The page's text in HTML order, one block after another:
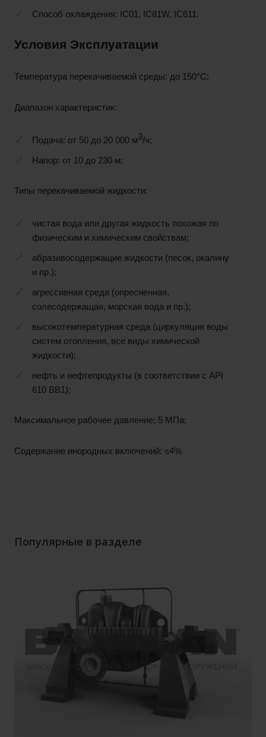
Способ охлаждения: IC01, IC81W, IC611.
Условия Эксплуатации
Температура перекачиваемой среды: до 150°С;
Диапазон характеристик:
Подача: от 50 до 20 000 м3/ч;
Напор: от 10 до 230 м;
Типы перекачиваемой жидкости:
чистая вода или другая жидкость похожая по
физическим и химическим свойствам;
абразивосодержащие жидкости (песок, окалину
и пр.);
агрессивная среда (опресненная,
солесодержащая, морская вода и пр.);
высокотемпературная среда (циркуляция воды
систем отопления, все виды химической
жидкости);
нефть и нефтепродукты (в соответствии с API
610 BB1);
Максимальное рабочее давление: 5 МПа;
Содержание инородных включений: ≤4%
Популярные в разделе